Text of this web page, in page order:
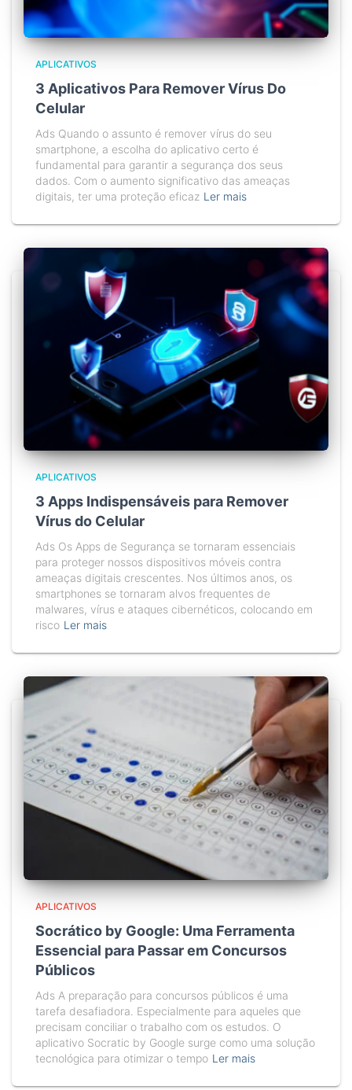
APLICATIVOS
3 Aplicativos Para Remover Vírus Do
Celular
Ads Quando o assunto é remover vírus do seu
smartphone, a escolha do aplicativo certo é
fundamental para garantir a segurança dos seus
dados. Com o aumento significativo das ameaças
digitais, ter uma proteção eficaz Ler mais
APLICATIVOS
3 Apps Indispensáveis para Remover
Vírus do Celular
Ads Os Apps de Segurança se tornaram essenciais
para proteger nossos dispositivos móveis contra
ameaças digitais crescentes. Nos últimos anos, os
smartphones se tornaram alvos frequentes de
malwares, vírus e ataques cibernéticos, colocando em
risco Ler mais
APLICATIVOS
Socrático by Google: Uma Ferramenta
Essencial para Passar em Concursos
Públicos
Ads A preparação para concursos públicos é uma
tarefa desafiadora. Especialmente para aqueles que
precisam conciliar o trabalho com os estudos. O
aplicativo Socratic by Google surge como uma solução
tecnológica para otimizar o tempo Ler mais